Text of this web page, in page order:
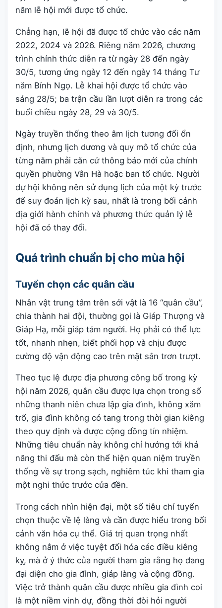
năm lễ hội mới được tổ chức.
Chẳng hạn, lễ hội đã được tổ chức vào các năm
2022, 2024 và 2026. Riêng năm 2026, chương
trình chính thức diễn ra từ ngày 28 đến ngày
30/5, tương ứng ngày 12 đến ngày 14 tháng Tư
năm Bính Ngọ. Lễ khai hội được tổ chức vào
sáng 28/5; ba trận cầu lần lượt diễn ra trong các
buổi chiều ngày 28, 29 và 30/5.
Ngày truyền thống theo âm lịch tương đối ổn
định, nhưng lịch dương và quy mô tổ chức của
từng năm phải căn cứ thông báo mới của chính
quyền phường Vân Hà hoặc ban tổ chức. Người
dự hội không nên sử dụng lịch của một kỳ trước
để suy đoán lịch kỳ sau, nhất là trong bối cảnh
địa giới hành chính và phương thức quản lý lễ
hội đã có thay đổi.
Quá trình chuẩn bị cho mùa hội
Tuyển chọn các quân cầu
Nhân vật trung tâm trên sới vật là 16 “quân cầu”,
chia thành hai đội, thường gọi là Giáp Thượng và
Giáp Hạ, mỗi giáp tám người. Họ phải có thể lực
tốt, nhanh nhẹn, biết phối hợp và chịu được
cường độ vận động cao trên mặt sân trơn trượt.
Theo tục lệ được địa phương công bố trong kỳ
hội năm 2026, quân cầu được lựa chọn trong số
những thanh niên chưa lập gia đình, không xăm
trổ, gia đình không có tang trong thời gian kiêng
theo quy định và được cộng đồng tín nhiệm.
Những tiêu chuẩn này không chỉ hướng tới khả
năng thi đấu mà còn thể hiện quan niệm truyền
thống về sự trong sạch, nghiêm túc khi tham gia
một nghi thức trước cửa đền.
Trong cách nhìn hiện đại, một số tiêu chí tuyển
chọn thuộc về lệ làng và cần được hiểu trong bối
cảnh văn hóa cụ thể. Giá trị quan trọng nhất
không nằm ở việc tuyệt đối hóa các điều kiêng
kỵ, mà ở ý thức của người tham gia rằng họ đang
đại diện cho gia đình, giáp làng và cộng đồng.
Việc trở thành quân cầu được nhiều gia đình coi
là một niềm vinh dự, đồng thời đòi hỏi người